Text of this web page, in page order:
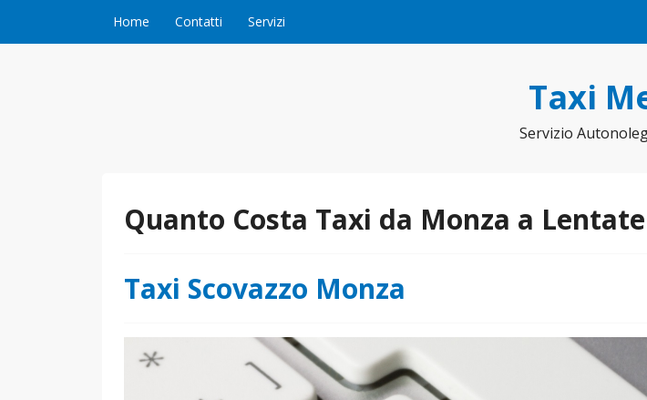
Home Contatti Servizi
Taxi
Servizio
Quanto Costa Taxi da Monza a
Taxi Scovazzo Monza